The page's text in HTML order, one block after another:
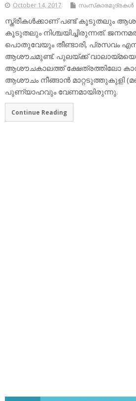
October 14, 2017 സംസ്‌കാരമുദ്രകള്‍
സ്ത്രീകള്‍ക്കാണ് പണ്ട് കൂടുതലും
കൂടുതലും നിശ്ചയിച്ചിരുന്നത്.
പൊതുവേയും തീണ്ടാരി, പ്രസവം
ആശൗചമുണ്ട്. പുലയ്ക്ക്
ആശൗചകാലത്ത് ക്ഷേത്രത്തിലോ
ആശൗചം നീങ്ങാന്‍ മാറ്റടുത്തുകുളി
പുണ്യാഹവും വേണമായിരുന്നു.
Continue Reading